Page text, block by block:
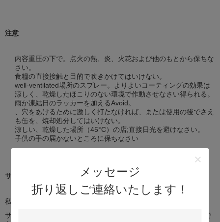
メッセージ
折り返しご連絡いたします！
注意
内容重圧の下で。点火の熱、炎、火花および他のもとから保ちな
さい。
食糧の直接接触と目的で吹きかけてはいけない。
well-ventilated場所のスプレー。よりよいコーティングの効果は
涼しく、乾燥したほこりのない環境で作動させなさい得られる。
雨か凍結日のラッカーを加えるAvoid。
、穴をあけるために激しく打たなければ、または使用の後でさえ
も缶を、焼却処分してはいけない。
涼しい、乾燥した場所（45°C）の店;直接日光を避けなさい。
子供の手の届かないところに保ちなさい
サンプル
私達は2部分内の試供品を提供する。
サンプルは私達があなたの急使料金を受け取った後送られるべきで